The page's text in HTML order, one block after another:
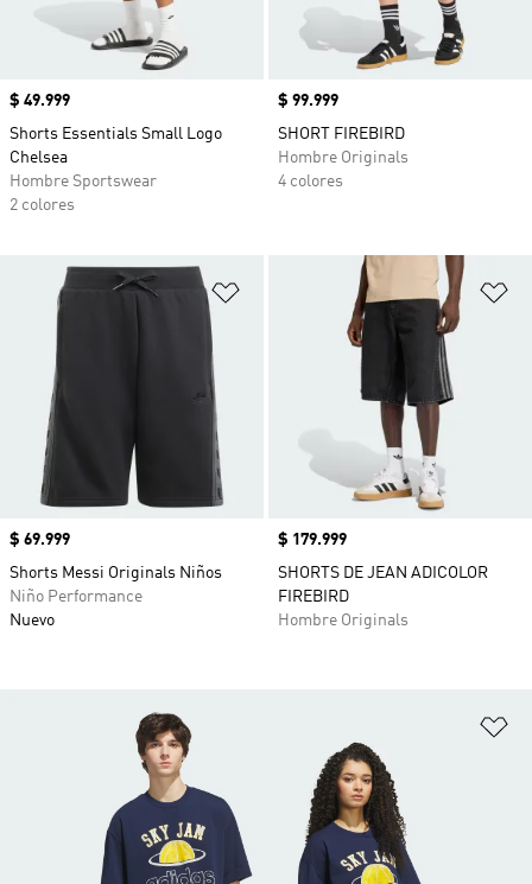
Precio
$ 49.999
Shorts Essentials Small Logo
Chelsea
Hombre Sportswear
2 colores
Precio
$ 99.999
SHORT FIREBIRD
Hombre Originals
4 colores
Añadir a la lista de deseos
Precio
$ 69.999
Shorts Messi Originals Niños
Niño Performance
Nuevo
Precio
$ 179.999
SHORTS DE JEAN ADICOLOR
FIREBIRD
Hombre Originals